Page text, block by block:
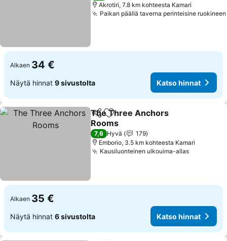
Akrotiri, 7.8 km kohteesta Kamari
Paikan päällä taverna perinteisine ruokineen
Alkaen 34 €
Näytä hinnat 9 sivustolta Katso hinnat
Jaa Lisää suosikkeihin
The Three Anchors
Rooms
Katso hinnat
7,6 Hyvä
179
Emborio, 3.5 km kohteesta Kamari
Kausiluonteinen ulkouima-allasKatso
Alkaen 35 €
Näytä hinnat 6 sivustolta Katso hinnat